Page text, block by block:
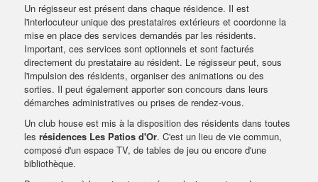
Un régisseur est présent dans chaque résidence. Il est
l'interlocuteur unique des prestataires extérieurs et coordonne la
mise en place des services demandés par les résidents.
Important, ces services sont optionnels et sont facturés
directement du prestataire au résident. Le régisseur peut, sous
l'impulsion des résidents, organiser des animations ou des
sorties. Il peut également apporter son concours dans leurs
démarches administratives ou prises de rendez-vous.
Un club house est mis à la disposition des résidents dans toutes
les résidences Les Patios d'Or. C'est un lieu de vie commun,
composé d'un espace TV, de tables de jeu ou encore d'une
bibliothèque.